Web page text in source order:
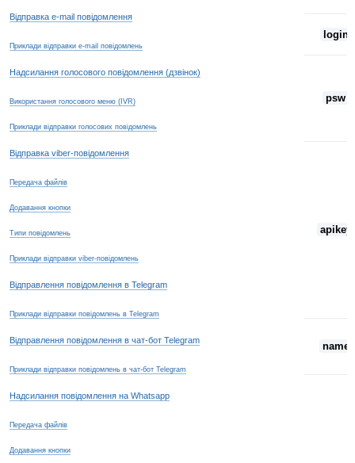
Відправка e-mail повідомлення
Приклади відправки e-mail повідомлень
Надсилання голосового повідомлення (дзвінок)
Використання голосового меню (IVR)
Приклади відправки голосових повідомлень
Відправка viber-повідомлення
Передача файлів
Додавання кнопки
Типи повідомлень
Приклади відправки viber-повідомлень
Відправлення повідомлення в Telegram
Приклади відправки повідомлень в Telegram
Відправлення повідомлення в чат-бот Telegram
Приклади відправки повідомлень в чат-бот Telegram
Надсилання повідомлення на Whatsapp
Передача файлів
Додавання кнопки
login
psw
apikey
name